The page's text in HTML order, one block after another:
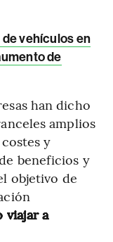
vehículos en
de
han dicho
amplios
y
beneficios y
objetivo de
viajar a